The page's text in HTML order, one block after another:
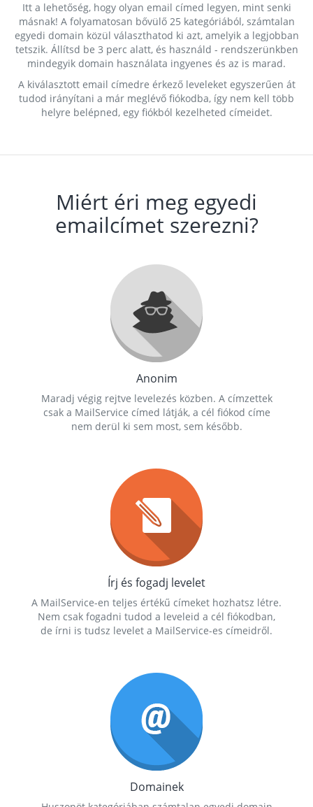
Itt a lehetőség, hogy olyan email címed legyen, mint senki
másnak! A folyamatosan bővülő 25 kategóriából, számtalan
egyedi domain közül választhatod ki azt, amelyik a legjobban
tetszik. Állítsd be 3 perc alatt, és használd - rendszerünkben
mindegyik domain használata ingyenes és az is marad.
A kiválasztott email címedre érkező leveleket egyszerűen át
tudod irányítani a már meglévő fiókodba, így nem kell több
helyre belépned, egy fiókból kezelheted címeidet.
Miért éri meg egyedi
emailcímet szerezni?
Anonim
Maradj végig rejtve levelezés közben. A címzettek
csak a MailService címed látják, a cél fiókod címe
nem derül ki sem most, sem később.
Írj és fogadj levelet
A MailService-en teljes értékű címeket hozhatsz létre.
Nem csak fogadni tudod a leveleid a cél fiókodban,
de írni is tudsz levelet a MailService-es címeidről.
Domainek